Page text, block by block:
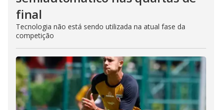
final
Tecnologia não está sendo utilizada na atual fase da
competição